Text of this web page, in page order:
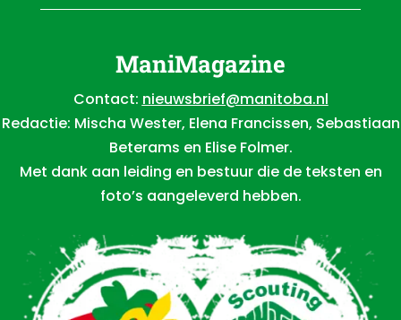
ManiMagazine
Contact: nieuwsbrief@manitoba.nl
Redactie: Mischa Wester, Elena Francissen, Sebastiaan
Beterams en Elise Folmer.
Met dank aan leiding en bestuur die de teksten en
foto’s aangeleverd hebben.